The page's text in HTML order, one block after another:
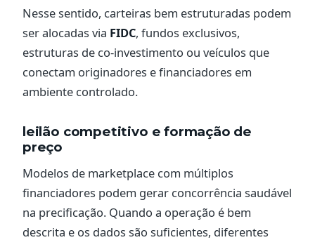
Nesse sentido, carteiras bem estruturadas podem
ser alocadas via FIDC, fundos exclusivos,
estruturas de co-investimento ou veículos que
conectam originadores e financiadores em
ambiente controlado.
leilão competitivo e formação de
preço
Modelos de marketplace com múltiplos
financiadores podem gerar concorrência saudável
na precificação. Quando a operação é bem
descrita e os dados são suficientes, diferentes